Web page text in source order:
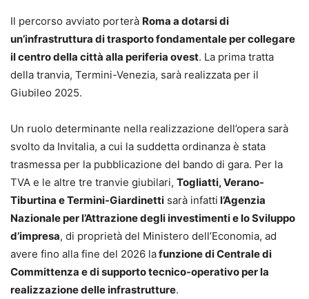
Il percorso avviato porterà Roma a dotarsi di
un’infrastruttura di trasporto fondamentale per collegare
il centro della città alla periferia ovest. La prima tratta
della tranvia, Termini-Venezia, sarà realizzata per il
Giubileo 2025.
Un ruolo determinante nella realizzazione dell’opera sarà
svolto da Invitalia, a cui la suddetta ordinanza è stata
trasmessa per la pubblicazione del bando di gara. Per la
TVA e le altre tre tranvie giubilari, Togliatti, Verano-
Tiburtina e Termini-Giardinetti sarà infatti l’Agenzia
Nazionale per l’Attrazione degli investimenti e lo Sviluppo
d’impresa, di proprietà del Ministero dell’Economia, ad
avere fino alla fine del 2026 lafunzione di Centrale di
Committenza e di supporto tecnico-operativo per la
realizzazione delle infrastrutture.